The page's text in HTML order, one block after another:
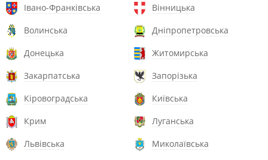
Івано-Франківська
Вінницька
Волинська
Дніпропетровська
Донецька
Житомирська
Закарпатська
Запорізька
Кіровоградська
Київська
Крим
Луганська
Львівська
Миколаївська